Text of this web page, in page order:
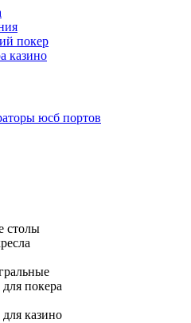
покер
казино
юсб портов
столы
покера
казино